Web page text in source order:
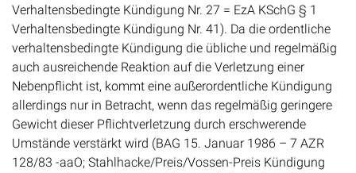
Verhaltensbedingte Kündigung Nr. 27 = EzA KSchG § 1
Verhaltensbedingte Kündigung Nr. 41). Da die ordentliche
verhaltensbedingte Kündigung die übliche und regelmäßig
auch ausreichende Reaktion auf die Verletzung einer
Nebenpflicht ist, kommt eine außerordentliche Kündigung
allerdings nur in Betracht, wenn das regelmäßig geringere
Gewicht dieser Pflichtverletzung durch erschwerende
Umstände verstärkt wird (BAG 15. Januar 1986 – 7 AZR
128/83 -aaO; Stahlhacke/Preis/Vossen-Preis Kündigung